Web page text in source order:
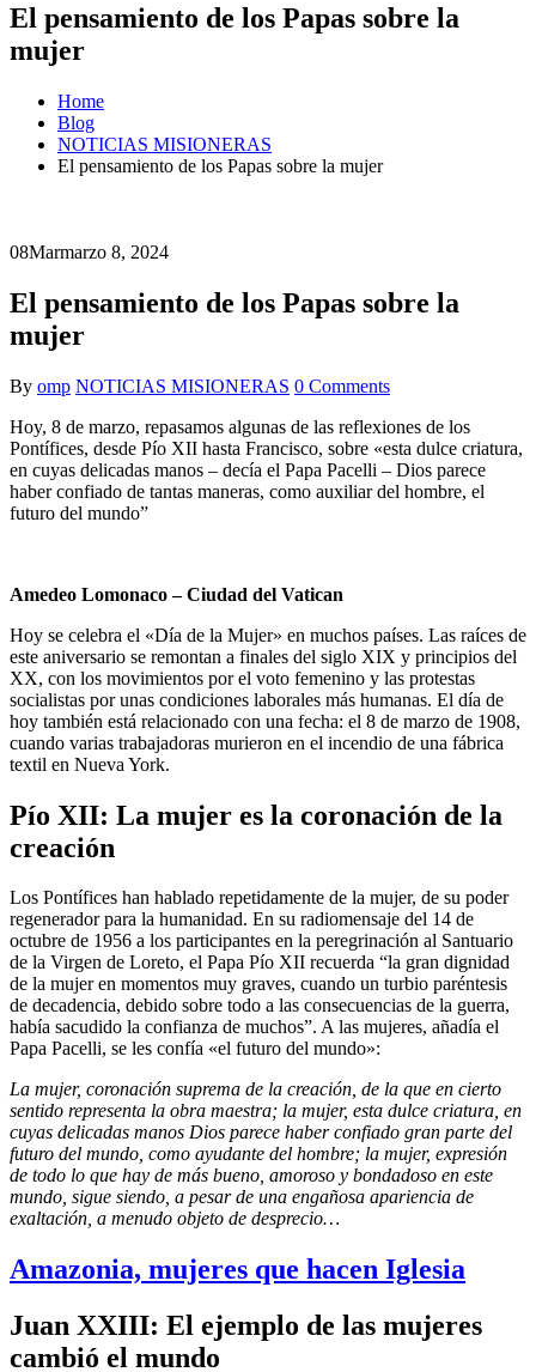
El pensamiento de los Papas sobre la
mujer
Home
Blog
NOTICIAS MISIONERAS
El pensamiento de los Papas sobre la mujer
08Marmarzo 8, 2024
El pensamiento de los Papas sobre la
mujer
By omp NOTICIAS MISIONERAS 0 Comments
Hoy, 8 de marzo, repasamos algunas de las reflexiones de los
Pontífices, desde Pío XII hasta Francisco, sobre «esta dulce criatura,
en cuyas delicadas manos – decía el Papa Pacelli – Dios parece
haber confiado de tantas maneras, como auxiliar del hombre, el
futuro del mundo”
Amedeo Lomonaco – Ciudad del Vatican
Hoy se celebra el «Día de la Mujer» en muchos países. Las raíces de
este aniversario se remontan a finales del siglo XIX y principios del
XX, con los movimientos por el voto femenino y las protestas
socialistas por unas condiciones laborales más humanas. El día de
hoy también está relacionado con una fecha: el 8 de marzo de 1908,
cuando varias trabajadoras murieron en el incendio de una fábrica
textil en Nueva York.
Pío XII: La mujer es la coronación de la
creación
Los Pontífices han hablado repetidamente de la mujer, de su poder
regenerador para la humanidad. En su radiomensaje del 14 de
octubre de 1956 a los participantes en la peregrinación al Santuario
de la Virgen de Loreto, el Papa Pío XII recuerda “la gran dignidad
de la mujer en momentos muy graves, cuando un turbio paréntesis
de decadencia, debido sobre todo a las consecuencias de la guerra,
había sacudido la confianza de muchos”. A las mujeres, añadía el
Papa Pacelli, se les confía «el futuro del mundo»:
La mujer, coronación suprema de la creación, de la que en cierto
sentido representa la obra maestra; la mujer, esta dulce criatura, en
cuyas delicadas manos Dios parece haber confiado gran parte del
futuro del mundo, como ayudante del hombre; la mujer, expresión
de todo lo que hay de más bueno, amoroso y bondadoso en este
mundo, sigue siendo, a pesar de una engañosa apariencia de
exaltación, a menudo objeto de desprecio…
Amazonia, mujeres que hacen Iglesia
Juan XXIII: El ejemplo de las mujeres
cambió el mundo